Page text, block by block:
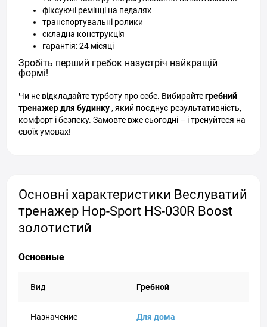
фіксуючі ремінці на педалях
транспортувальні ролики
складна конструкція
гарантія: 24 місяці
Зробіть перший гребок назустріч найкращій
формі!
Чи не відкладайте турботу про себе. Вибирайтегребний
тренажер для будинку , який поєднує результативність,
комфорт і безпеку. Замовте вже сьогодні – і тренуйтеся на
своїх умовах!
Основні характеристики Веслуватий
тренажер Hop-Sport HS-030R Boost
золотистий
Основные
Вид Гребной
Назначение Для дома